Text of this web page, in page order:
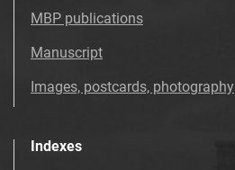
MBP publications
Manuscript
Images, postcards, photography
Indexes